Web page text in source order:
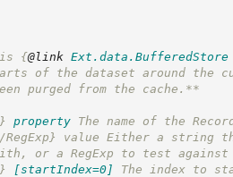
{@link Ext.data.BufferedStore
of the dataset around the
purged from the cache.**
property
The name of the
value Either a string
or a RegExp to test
[startIndex=0]
The index to